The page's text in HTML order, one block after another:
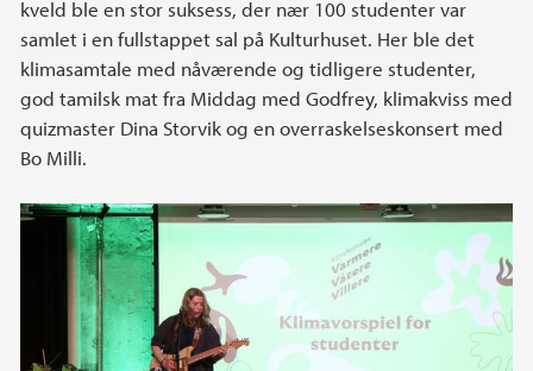
kveld ble en stor suksess, der nær 100 studenter var
samlet i en fullstappet sal på Kulturhuset. Her ble det
klimasamtale med nåværende og tidligere studenter,
god tamilsk mat fra Middag med Godfrey, klimakviss med
quizmaster Dina Storvik og en overraskelseskonsert med
Bo Milli.